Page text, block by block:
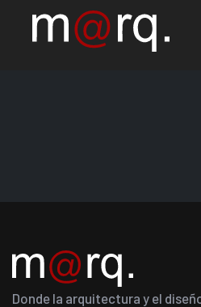
Donde la arquitectura y el